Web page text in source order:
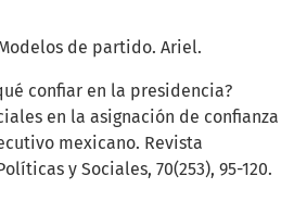
de partido. Ariel.
confiar en la presidencia?
en la asignación de confianza
mexicano. Revista
y Sociales, 70(253), 95-120.